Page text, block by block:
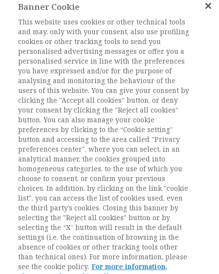
Quest’ultima è un prodotto vivo, la cui vitalità è
collegata a quella della comunità scientifica
rappresentata dall’AIS e che da quella e dal suo
allargamento e dalla sua articolazione in fieri –
sempre più ricca, inclusiva e plurale nel dar
voce alla sociologia e alle sue interlocuzioni
trans-disciplinari – deriva la sua dinamicità e
l’attrattività, anche verso l’esterno di quella
comunità. Le sue lettrici e i suoi lettori sono
agenti di tale dinamicità e di tale attrattività,
anche con i loro feedback e – non solo ma in
modo costitutivo – con i contributi che a loro
volta propongono. Per questo, non è rituale né
pleonastico, ma è un invito alla
corresponsabilità, l’augurio a tutte e tutti di
buona lettura!
Banner Cookie
This website uses cookies or other technical tools
and may, only with your consent, also use profiling
cookies or other tracking tools to send you
personalised advertising messages or offer you a
personalised service in line with the preferences
you have expressed and/or for the purpose of
analysing and monitoring the behaviour of the
users of this website. You can give your consent by
clicking the "Accept all cookies" button, or deny
your consent by clicking the "Reject all cookies"
button. You can also manage your cookie
preferences by clicking to the “Cookie setting”
button and accessing to the area called "Privacy
preferences center", where you can select, in an
analytical manner, the cookies grouped into
homogeneous categories, to the use of which you
choose to consent, or confirm your previous
choices. In addition, by clicking on the link "cookie
list", you can access the list of cookies used, even
the third party’s cookies. Closing this banner by
selecting the "Reject all cookies" button or by
selecting the “X” button will result in the default
settings (i.e. the continuation of browsing in the
absence of cookies or other tracking tools other
than technical ones). For more information, please
see the cookie policy. For more information,